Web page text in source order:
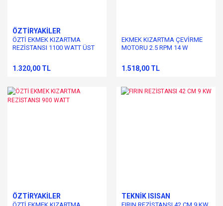
ÖZTİRYAKİLER
ÖZTİ EKMEK KIZARTMA
REZİSTANSI 1100 WATT ÜST
1.320,00 TL
EKMEK KIZARTMA ÇEVİRME
MOTORU 2.5 RPM 14 W
1.518,00 TL
ÖZTİRYAKİLER TEKNİK ISISAN